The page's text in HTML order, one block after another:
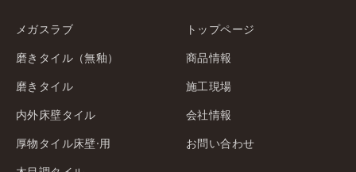
メガスラブ
磨きタイル（無釉）
磨きタイル
内外床壁タイル
厚物タイル床壁·用
トップページ
商品情報
施工現場
会社情報
お問い合わせ